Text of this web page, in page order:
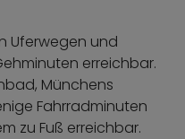
Uferwegen und
erreichbar.
Münchens
Fahrradminuten
zu Fuß erreichbar.